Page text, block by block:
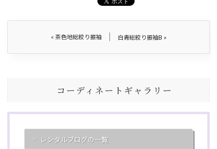
« 茶色地総絞り振袖 白青総絞り振袖B »
コーディネートギャラリー
レンタルブログの一覧